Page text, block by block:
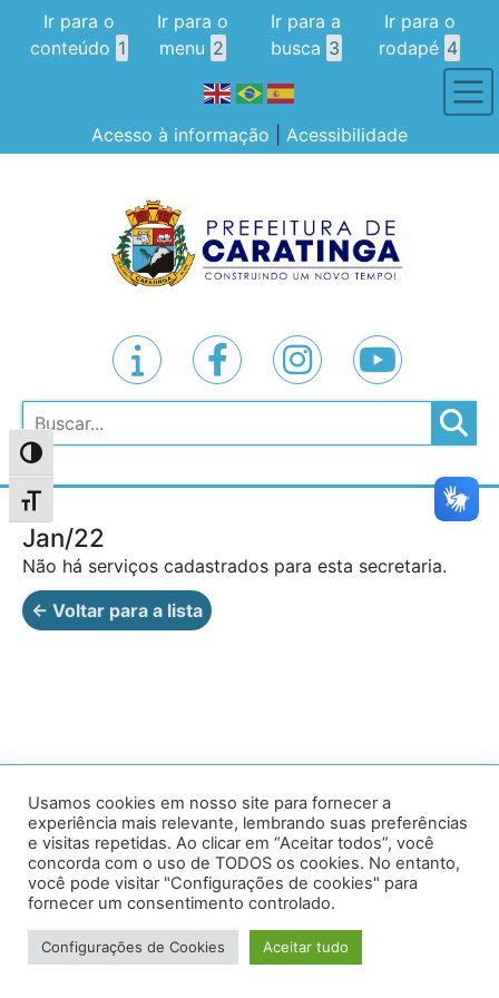
Alternar alto contraste
Alternar tamanho da fonte
Ir para o
conteúdo 1
Ir para o
menu 2
Ir para a
busca 3
Ir para o
rodapé 4
Acesso à informação Acessibilidade
Pesquisar
Jan/22
Não há serviços cadastrados para esta secretaria.
← Voltar para a lista
Av. Prof. Armando Alves da Silva, nº 1950 - Zacarias,
Caratinga - MG - 35302-403 / Tel: (33) 3329 8000
Desenvolvido por VersaTec
Usamos cookies em nosso site para fornecer a
experiência mais relevante, lembrando suas preferências
e visitas repetidas. Ao clicar em “Aceitar todos”, você
concorda com o uso de TODOS os cookies. No entanto,
você pode visitar "Configurações de cookies" para
fornecer um consentimento controlado.
Configurações de Cookies Aceitar tudo